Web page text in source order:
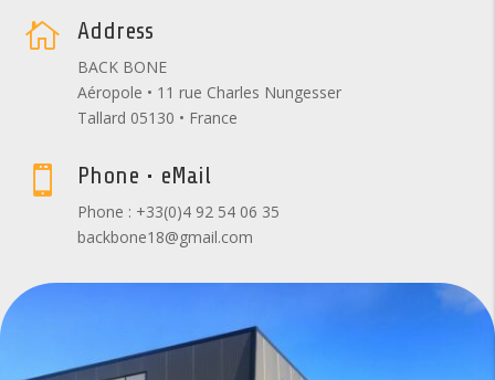
 Address
BACK BONE
Aéropole • 11 rue Charles Nungesser
Tallard 05130 • France
 Phone • eMail
Phone : +33(0)4 92 54 06 35
backbone18@gmail.com